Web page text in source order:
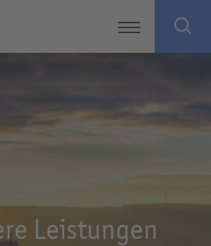
Leistungen